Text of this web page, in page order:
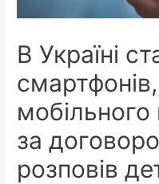
В Україні
за
розповів